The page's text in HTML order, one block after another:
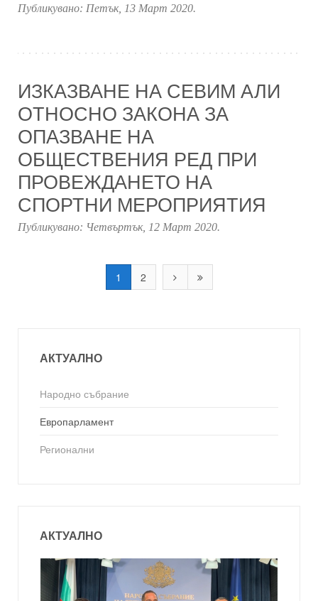
Публикувано: Петък, 13 Март 2020.
ИЗКАЗВАНЕ НА СЕВИМ АЛИ
ОТНОСНО ЗАКОНА ЗА
ОПАЗВАНЕ НА
ОБЩЕСТВЕНИЯ РЕД ПРИ
ПРОВЕЖДАНЕТО НА
СПОРТНИ МЕРОПРИЯТИЯ
Публикувано: Четвъртък, 12 Март 2020.
1 2
АКТУАЛНО
Народно събрание
Европарламент
Регионални
АКТУАЛНО